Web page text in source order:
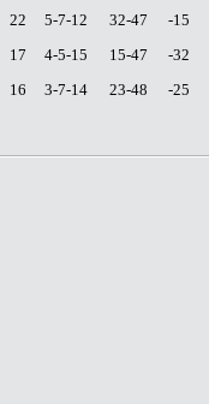
22 5-7-12 32-47
-15
17 4-5-15 15-47
-32
16 3-7-14 23-48 -25